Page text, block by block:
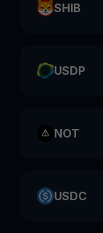
SHIB
USDP
NOT
USDC